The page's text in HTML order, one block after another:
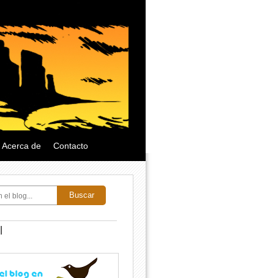
Acerca de Contacto
Buscar